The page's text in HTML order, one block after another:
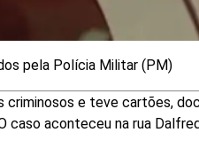
pela Polícia Militar (PM)
e teve cartões,
aconteceu na rua